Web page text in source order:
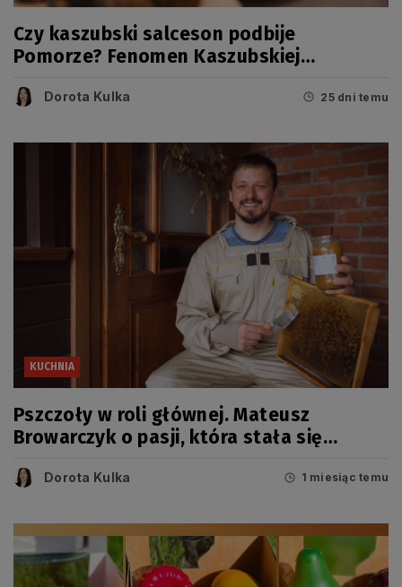
Czy kaszubski salceson podbije
Pomorze? Fenomen Kaszubskiej
Dorota Kulka 25 dni temu
KUCHNIA
Pszczoły w roli głównej. Mateusz
Browarczyk o pasji, która stała się
Dorota Kulka 1 miesiąc temu